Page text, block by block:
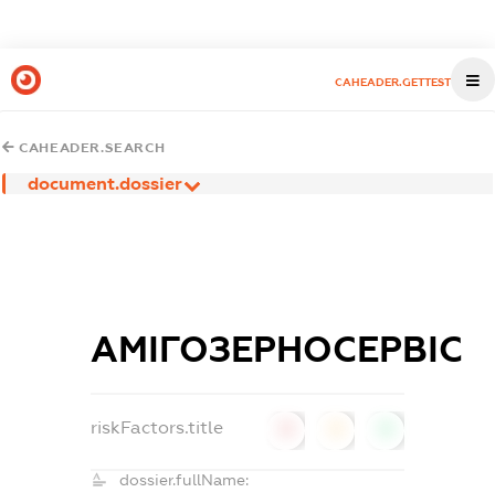
CAHEADER.GETTEST
CAHEADER.SEARCH
document.dossier
АМІГОЗЕРНОСЕРВІС
riskFactors.title
dossier.fullName: